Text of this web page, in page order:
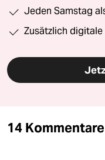
Jeden Samstag
Zusätzlich
14 Kommentare